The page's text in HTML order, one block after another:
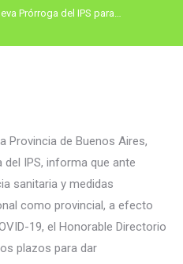
Prórroga del IPS para…
Provincia de Buenos Aires,
IPS, informa que ante
sanitaria y medidas
como provincial, a efecto
19, el Honorable Directorio
plazos para dar